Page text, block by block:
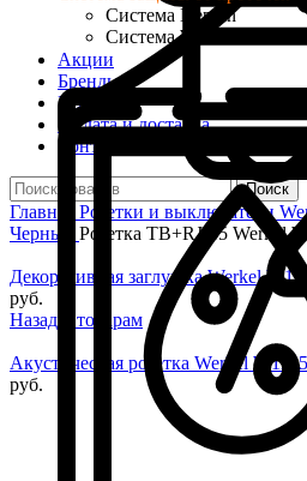
Система Neptun
Система Welrok Base
Акции
Бренды
Услуги
Оплата и доставка
Контакты
Поиск
Главная Розетки и выключатели
Черный Розетка ТВ+RJ-45 Werkel
Декоративная заглушка Werkel
руб.
Назад к товарам
Акустическая розетка Werkel
руб.
Нажмите, чтобы увеличить